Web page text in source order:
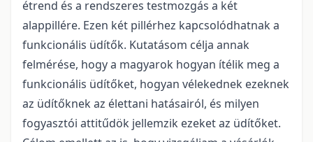
étrend és a rendszeres testmozgás a két
alappillére. Ezen két pillérhez kapcsolódhatnak a
funkcionális üdítők. Kutatásom célja annak
felmérése, hogy a magyarok hogyan ítélik meg a
funkcionális üdítőket, hogyan vélekednek ezeknek
az üdítőknek az élettani hatásairól, és milyen
fogyasztói attitűdök jellemzik ezeket az üdítőket.